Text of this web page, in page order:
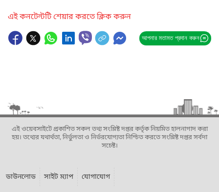
এই কনটেন্টটি শেয়ার করতে ক্লিক করুন
আপনার মতামত প্রদান করুন
এই ওয়েবসাইটে প্রকাশিত সকল তথ্য সংশ্লিষ্ট দপ্তর কর্তৃক নিয়মিত হালনাগাদ করা
হয়। তথ্যের যথার্থতা, নির্ভুলতা ও নির্ভরযোগ্যতা নিশ্চিত করতে সংশ্লিষ্ট দপ্তর সর্বদা
সচেষ্ট।
ডাউনলোড সাইট ম্যাপ যোগাযোগ